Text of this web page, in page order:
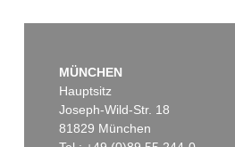
MÜNCHEN
Hauptsitz
Joseph-Wild-Str. 18
81829 München